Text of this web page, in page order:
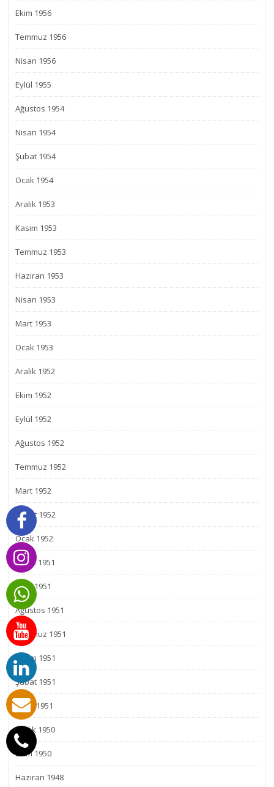
Ekim 1956
Temmuz 1956
Nisan 1956
Eylül 1955
Ağustos 1954
Nisan 1954
Şubat 1954
Ocak 1954
Aralık 1953
Kasım 1953
Temmuz 1953
Haziran 1953
Nisan 1953
Mart 1953
Ocak 1953
Aralık 1952
Ekim 1952
Eylül 1952
Ağustos 1952
Temmuz 1952
Mart 1952
Şubat 1952
Ocak 1952
Aralık 1951
Ekim 1951
Ağustos 1951
Temmuz 1951
Nisan 1951
Şubat 1951
Ocak 1951
Aralık 1950
Ekim 1950
Haziran 1948